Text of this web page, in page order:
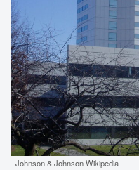
Johnson & Johnson Wikipedia